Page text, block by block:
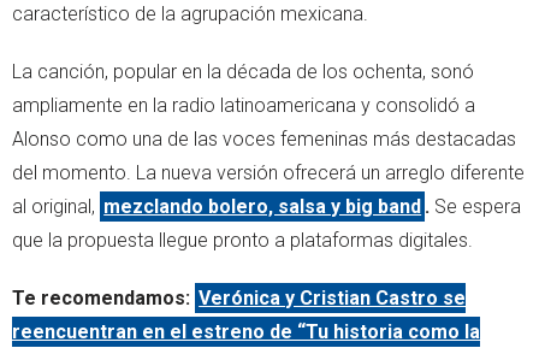
característico de la agrupación mexicana.
La canción, popular en la década de los ochenta, sonó
ampliamente en la radio latinoamericana y consolidó a
Alonso como una de las voces femeninas más destacadas
del momento. La nueva versión ofrecerá un arreglo diferente
al original, mezclando bolero, salsa y big band . Se espera
que la propuesta llegue pronto a plataformas digitales.
Te recomendamos: Verónica y Cristian Castro se
reencuentran en el estreno de “Tu historia como la